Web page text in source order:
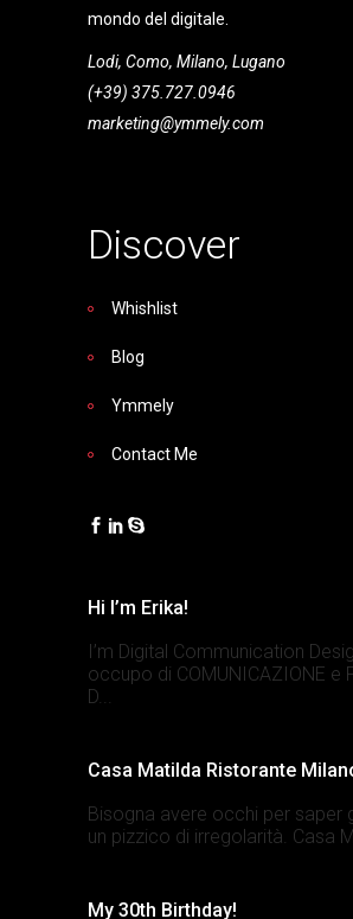
mondo del digitale.
Lodi, Como, Milano, Lugano
(+39) 375.727.0946
marketing@ymmely.com
Discover
Whishlist
Blog
Ymmely
Contact Me
Hi I’m Erika!
I’m Digital Communication
occupo di COMUNICAZIONE e
D...
Casa Matilda Ristorante
Bisogna avere occhi per saper
un pizzico di irregolarità. Casa
My 30th Birthday!